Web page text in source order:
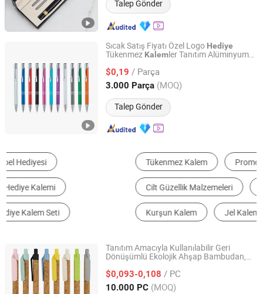
Talep Gönder
Sıcak Satış Fiyatı Özel Logo Hediye
Tükenmez Kalemler Tanıtım Alüminyum
$0,19 / Parça
3.000 Parça (MOQ)
Talep Gönder
NINGBO SEVEN STAR STATIONERY & GIFT CO., LTD.
Zhejiang, China Fiyat 2017
Tükenmez Kalem Promosyon Kalemi
Cilt Güzellik Malzemeleri Keçeli ve Fosforlu Kalem
Kurşun Kalem Jel Kalem
Tanıtım Amacıyla Kullanılabilir Geri
Dönüşümlü Ekolojik Ahşap Bambudan,
YapılmışHediye Dolma
$0,093-0,108 / PC
10.000 PC (MOQ)
Ningbo Blue Bridge Import & Export Co.,Ltd
Zhejiang, China Fiyat 2026